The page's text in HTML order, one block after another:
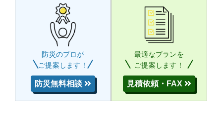
防災のプロが
ご提案します！
防災無料相談
最適なプランを
ご提案します！
見積依頼・FAX